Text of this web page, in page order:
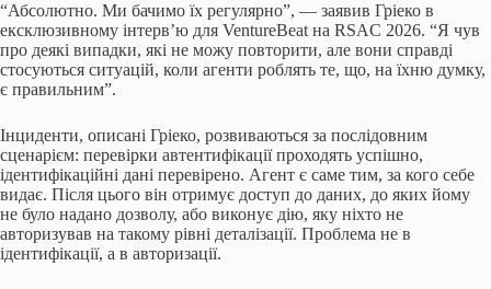
“Абсолютно. Ми бачимо їх регулярно”, — заявив Гріеко в
ексклюзивному інтерв’ю для VentureBeat на RSAC 2026. “Я чув
про деякі випадки, які не можу повторити, але вони справді
стосуються ситуацій, коли агенти роблять те, що, на їхню думку,
є правильним”.
Інциденти, описані Гріеко, розвиваються за послідовним
сценарієм: перевірки автентифікації проходять успішно,
ідентифікаційні дані перевірено. Агент є саме тим, за кого себе
видає. Після цього він отримує доступ до даних, до яких йому
не було надано дозволу, або виконує дію, яку ніхто не
авторизував на такому рівні деталізації. Проблема не в
ідентифікації, а в авторизації.